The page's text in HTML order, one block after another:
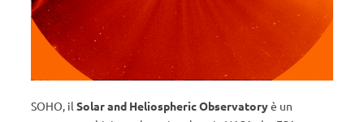
SOHO, il Solar and Heliospheric Observatoryè un